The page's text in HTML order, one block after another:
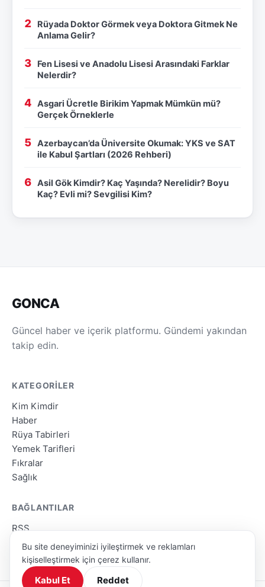
Rüyada Doktor Görmek veya Doktora Gitmek Ne
Anlama Gelir?
Fen Lisesi ve Anadolu Lisesi Arasındaki Farklar
Nelerdir?
Asgari Ücretle Birikim Yapmak Mümkün mü?
Gerçek Örneklerle
Azerbaycan’da Üniversite Okumak: YKS ve SAT
ile Kabul Şartları (2026 Rehberi)
Asil Gök Kimdir? Kaç Yaşında? Nerelidir? Boyu
Kaç? Evli mi? Sevgilisi Kim?
GONCA
Güncel haber ve içerik platformu. Gündemi yakından
takip edin.
KATEGORILER
Kim Kimdir
Haber
Rüya Tabirleri
Yemek Tarifleri
Fıkralar
Sağlık
BAĞLANTILAR
RSS
Site Haritası
Arama
Bu site deneyiminizi iyileştirmek ve reklamları
kişiselleştirmek için çerez kullanır.
Kabul Et Reddet